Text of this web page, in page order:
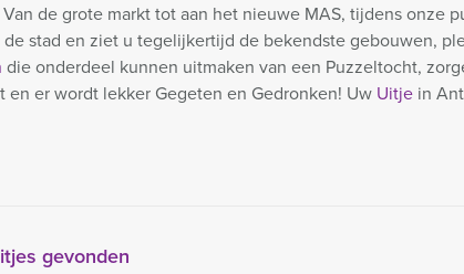
de grote markt tot aan het nieuwe MAS, tijdens onze
stad en ziet u tegelijkertijd de bekendste gebouwen,
die onderdeel kunnen uitmaken van een Puzzeltocht,
er wordt lekker Gegeten en Gedronken! Uw Uitje in
gevonden